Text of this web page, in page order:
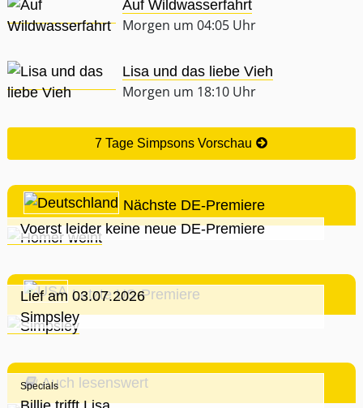
Auf Wildwasserfahrt
Morgen um 04:05 Uhr
Lisa und das liebe Vieh
Morgen um 18:10 Uhr
7 Tage Simpsons Vorschau
Nächste DE-Premiere
Voerst leider keine neue DE-Premiere
Letzte US-Premiere
Lief am 03.07.2026
Simpsley
Auch lesenswert
Specials